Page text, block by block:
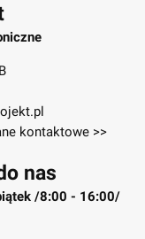
kontaktowe >>
nas
/8:00 - 16:00/